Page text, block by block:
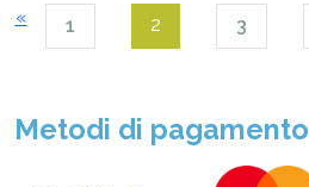
« 1 2 3
Metodi di pagamento